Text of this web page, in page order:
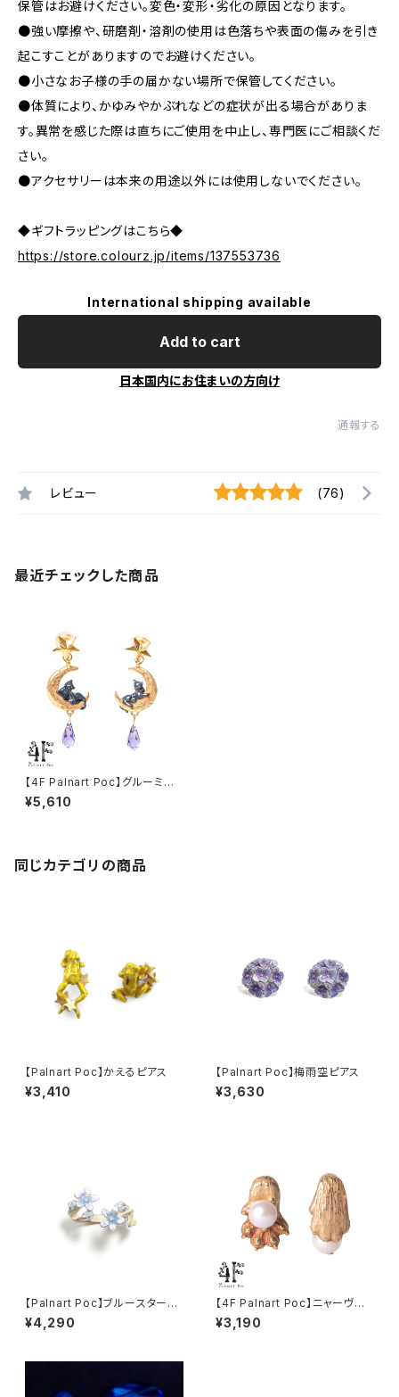
保管はお避けください。変色・変形・劣化の原因となります。
●強い摩擦や、研磨剤・溶剤の使用は色落ちや表面の傷みを引き
起こすことがありますのでお避けください。
●小さなお子様の手の届かない場所で保管してください。
●体質により、かゆみやかぶれなどの症状が出る場合がありま
す。異常を感じた際は直ちにご使用を中止し、専門医にご相談くだ
さい。
●アクセサリーは本来の用途以外には使用しないでください。
◆ギフトラッピングはこちら◆
https://store.colourz.jp/items/137553736
International shipping available
Add to cart
日本国内にお住まいの方向け
通報する
レビュー (76)
最近チェックした商品
【4F Palnart Poc】グルーミン
グムーンイヤリング
¥5,610
同じカテゴリの商品
【Palnart Poc】かえるピアス
¥3,410
【Palnart Poc】梅雨空ピアス
¥3,630
【Palnart Poc】ブルースターリ
ング
¥4,290
【4F Palnart Poc】ニャーヴェ
ストピアス ネコ
¥3,190